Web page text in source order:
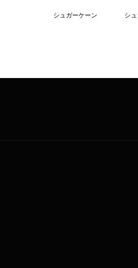
シュガーケーン シ